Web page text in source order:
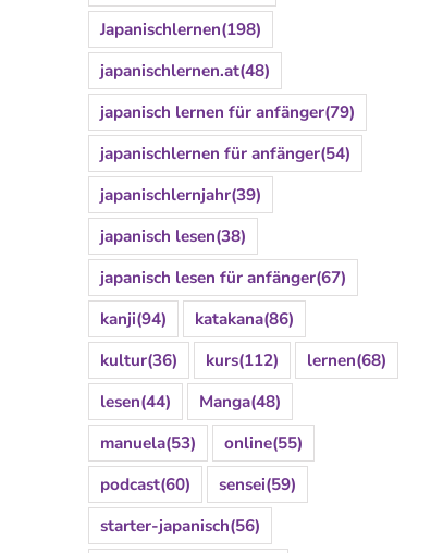
Japanischlernen(198)
japanischlernen.at(48)
japanisch lernen für anfänger(79)
japanischlernen für anfänger(54)
japanischlernjahr(39)
japanisch lesen(38)
japanisch lesen für anfänger(67)
kanji(94) katakana(86)
kultur(36) kurs(112) lernen(68)
lesen(44) Manga(48)
manuela(53) online(55)
podcast(60) sensei(59)
starter-japanisch(56)